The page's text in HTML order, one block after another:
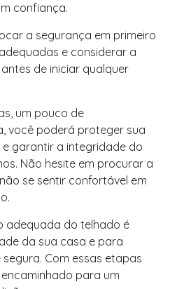
confiança.
a segurança em primeiro
e considerar a
de iniciar qualquer
um pouco de
você poderá proteger sua
garantir a integridade do
Não hesite em procurar a
se sentir confortável em
adequada do telhado é
da sua casa e para
Com essas etapas
para um